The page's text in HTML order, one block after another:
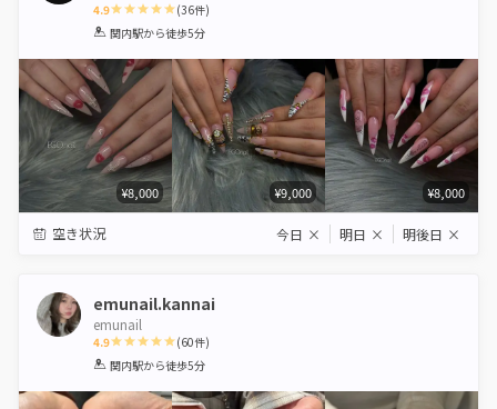
4.9
1 2 3 4 5
(36件)
関内駅から徒歩5分
¥8,000 ¥9,000 ¥8,000
空き状況 今日 × 明日 × 明後日 ×
emunail.kannai
emunail
4.9
1 2 3 4 5
(60件)
関内駅から徒歩5分